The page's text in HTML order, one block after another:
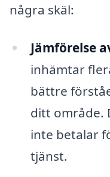
några skäl:
Jämförelse
inhämtar
bättre
ditt område.
inte betalar
tjänst.